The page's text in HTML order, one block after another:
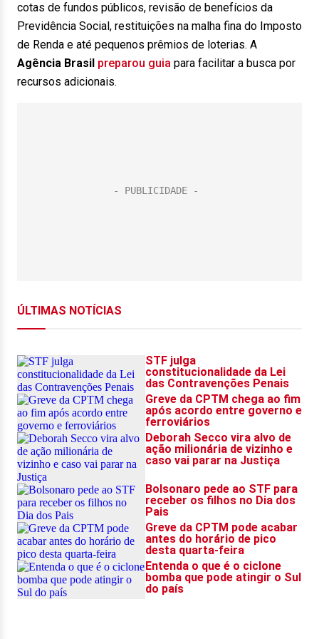
cotas de fundos públicos, revisão de benefícios da
Previdência Social, restituições na malha fina do Imposto
de Renda e até pequenos prêmios de loterias. A
Agência Brasil preparou guia para facilitar a busca por
recursos adicionais.